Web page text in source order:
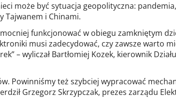
może być sytuacja geopolityczna:
Tajwanem i Chinami.
funkcjonować w obiegu zamkniętym
musi zadecydować, czy zawsze warto
– wyliczał Bartłomiej Kozek, kierownik
Powinniśmy też szybciej wypracować
Grzegorz Skrzypczak, prezes zarządu